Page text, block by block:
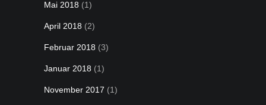
Mai 2018 (1)
April 2018 (2)
Februar 2018 (3)
Januar 2018 (1)
November 2017 (1)